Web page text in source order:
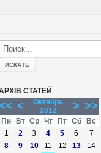
СТАТЕЙ
<< <
Октябрь
2012
> >>
Пн Вт Ср Чт Пт Сб
Вс
1
2 3 4 5 6
7
8
9 10 11 12 13
14